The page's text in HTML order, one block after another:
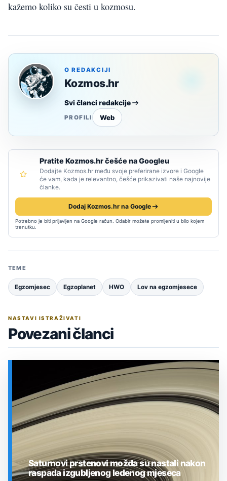
kažemo koliko su česti u kozmosu.
O REDAKCIJI
Kozmos.hr
Svi članci redakcije
PROFILI Web
Pratite Kozmos.hr češće na Googleu
Dodajte Kozmos.hr među svoje preferirane izvore i Google
će vam, kada je relevantno, češće prikazivati naše najnovije
članke.
Dodaj Kozmos.hr na Google
Potrebno je biti prijavljen na Google račun. Odabir možete promijeniti u bilo kojem
trenutku.
TEME
Egzomjesec Egzoplanet HWO Lov na egzomjesece
NASTAVI ISTRAŽIVATI
Povezani članci
Saturnovi prstenovi možda su nastali nakon
raspada izgubljenog ledenog mjeseca